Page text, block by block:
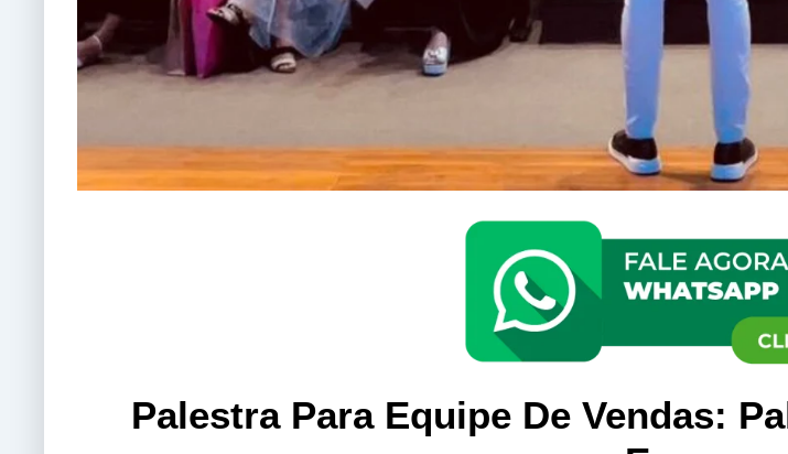
Palestra Para Equipe De Vendas: